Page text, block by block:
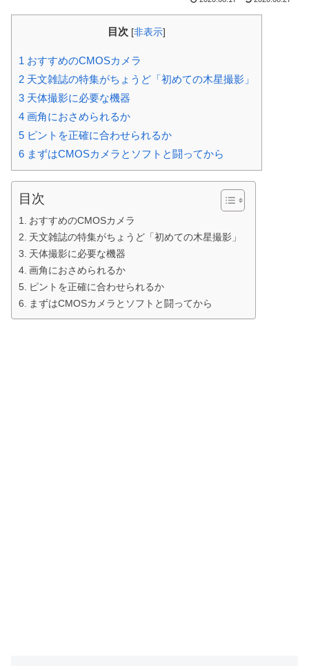
目次 [非表示]
1 おすすめのCMOSカメラ
2 天文雑誌の特集がちょうど「初めての木星撮影」
3 天体撮影に必要な機器
4 画角におさめられるか
5 ピントを正確に合わせられるか
6 まずはCMOSカメラとソフトと闘ってから
目次
おすすめのCMOSカメラ
天文雑誌の特集がちょうど「初めての木星撮影」
天体撮影に必要な機器
画角におさめられるか
ピントを正確に合わせられるか
まずはCMOSカメラとソフトと闘ってから